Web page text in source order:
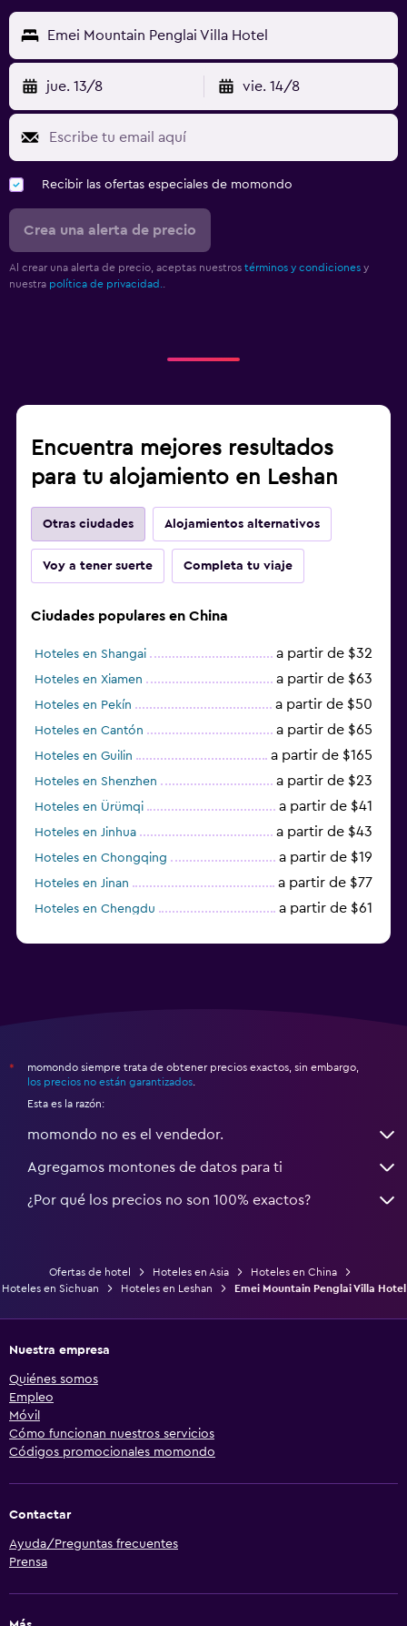
Emei Mountain Penglai Villa Hotel
jue. 13/8 vie. 14/8
Recibir las ofertas especiales de momondo
Crea una alerta de precio
Al crear una alerta de precio, aceptas nuestros términos y condiciones y
nuestra política de privacidad.
Encuentra mejores resultados
para tu alojamiento en Leshan
Otras ciudades Alojamientos alternativos
Voy a tener suerte Completa tu viaje
Ciudades populares en China
Hoteles en Shangai a partir de $32
Hoteles en Xiamen a partir de $63
Hoteles en Pekín a partir de $50
Hoteles en Cantón a partir de $65
Hoteles en Guilin a partir de $165
Hoteles en Shenzhen a partir de $23
Hoteles en Ürümqi a partir de $41
Hoteles en Jinhua a partir de $43
Hoteles en Chongqing a partir de $19
Hoteles en Jinan a partir de $77
Hoteles en Chengdu a partir de $61
*
momondo siempre trata de obtener precios exactos, sin embargo,
los precios no están garantizados
Esta es la razón:
momondo no es el vendedor.
Agregamos montones de datos para ti
¿Por qué los precios no son 100% exactos?
Ofertas de hotel Hoteles en Asia
Hoteles en China
Hoteles en Sichuan
Hoteles en Leshan Emei Mountain Penglai Villa Hotel
Nuestra empresa
Quiénes somos
Empleo
Móvil
Cómo funcionan nuestros servicios
Códigos promocionales momondo
Contactar
Ayuda/Preguntas frecuentes
Prensa